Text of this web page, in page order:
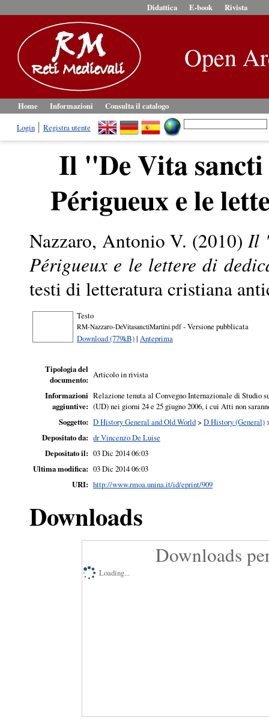
Didattica E-book Rivista
Open
Home Informazioni
Consulta il catalogo
Login
Registra utente
Il "De Vita
Périgueux e le
Nazzaro, Antonio V. (2010)Il
Périgueux e le lettere di
testi di letteratura cristiana
Testo
RM-Nazzaro-DeVitasanctiMartini.pdf- Versione pubblicata
Download (779kB)| Anteprima
Tipologia del
documento: Articolo in rivista
Informazioni
aggiuntive:
Relazione tenuta al Convegno Internazionale di Studio
(UD) nei giorni 24 e 25 giugno 2006, i cui Atti non
Soggetto: D History General and Old World> D History (General)
Depositato da: dr Vincenzo De Luise
Depositato il: 03 Dic 2014 06:03
Ultima modifica: 03 Dic 2014 06:03
URI: http://www.rmoa.unina.it/id/eprint/909
Downloads
Downloads
Loading...